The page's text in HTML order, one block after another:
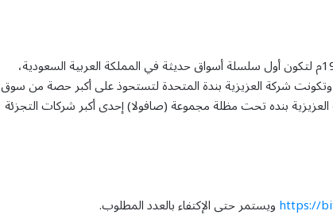
شركة بندة للتجزئة (أسواق بنده) تأسست سنة 1978م لتكون أول سلسلة أسواق حديثة في المملكة العربية السعودية،
وتكونت شركة العزيزية بندة المتحدة لتستحوذ على أكبر حصة من سوق
العام 1999م انضمت شركة العزيزية بنده تحت مظلة مجموعة (صافولا) إحدى أكبر شركات التجزئة
https://ويستمر حتى الإكتفاء بالعدد المطلوب.